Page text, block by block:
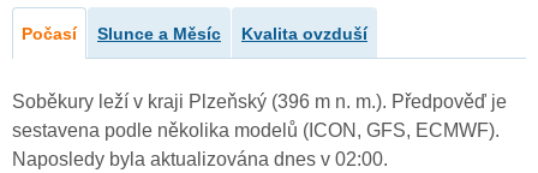
Počasí Slunce a Měsíc Kvalita ovzduší
Soběkury leží v kraji Plzeňský (396 m n. m.). Předpověď je
sestavena podle několika modelů (ICON, GFS, ECMWF).
Naposledy byla aktualizována dnes v 02:00.